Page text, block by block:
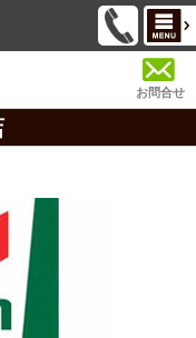
お問合せ